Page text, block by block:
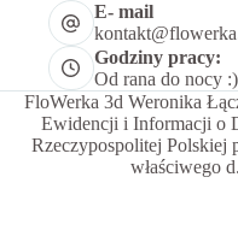
E- mail
Godziny pracy:
Od rana do nocy :)
FloWerka 3d Weronika
Ewidencji i Informacji o
Rzeczypospolitej Polskiej
właściwego